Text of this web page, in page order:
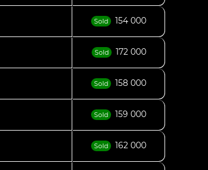
Sold 154 000
Sold 172 000
Sold 158 000
Sold 159 000
Sold 162 000